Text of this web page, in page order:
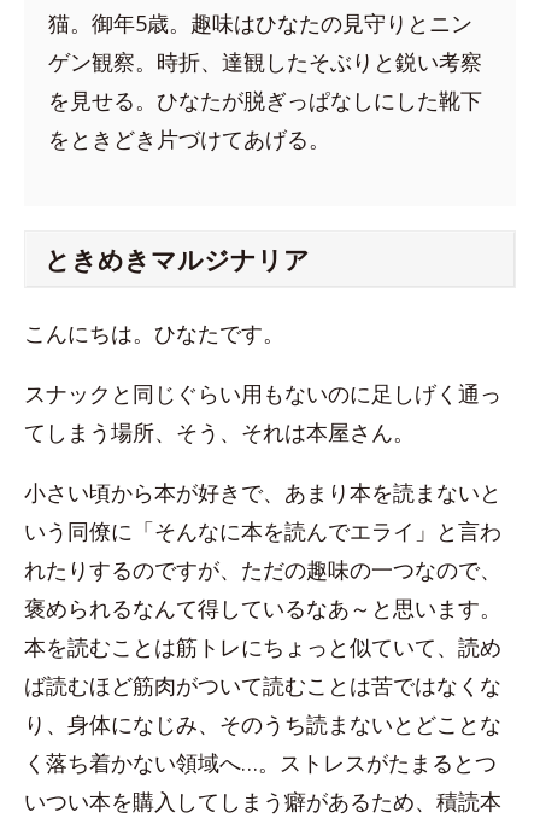
猫。御年5歳。趣味はひなたの見守りとニン
ゲン観察。時折、達観したそぶりと鋭い考察
を見せる。ひなたが脱ぎっぱなしにした靴下
をときどき片づけてあげる。
ときめきマルジナリア
こんにちは。ひなたです。
スナックと同じぐらい用もないのに足しげく通っ
てしまう場所、そう、それは本屋さん。
小さい頃から本が好きで、あまり本を読まないと
いう同僚に「そんなに本を読んでエライ」と言わ
れたりするのですが、ただの趣味の一つなので、
褒められるなんて得しているなあ～と思います。
本を読むことは筋トレにちょっと似ていて、読め
ば読むほど筋肉がついて読むことは苦ではなくな
り、身体になじみ、そのうち読まないとどことな
く落ち着かない領域へ…。ストレスがたまるとつ
いつい本を購入してしまう癖があるため、積読本